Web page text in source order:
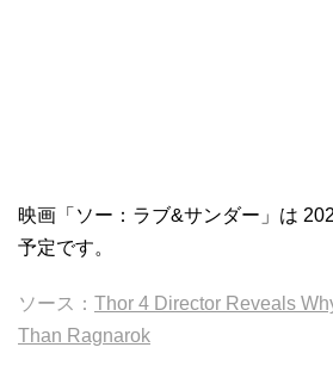
映画「ソー：ラブ&サンダー」は
予定です。
ソース： Thor 4 Director Reveals
Than Ragnarok